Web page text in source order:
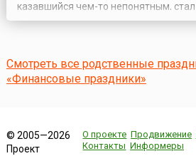
казавшийся чем-то непонятным,
людям, причём даже тем, кто не
и, являясь сам по себе ...
Смотреть все родственные
«Финансовые праздники»
© 2005—2026
Проект
О проекте Продвижение
Контакты Информеры